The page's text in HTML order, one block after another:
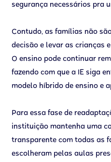
segurança necessários pra
Contudo, as famílias não
decisão e levar as crianças
O ensino pode continuar
fazendo com que a IE siga
modelo híbrido de ensino e
Para essa fase de
instituição mantenha uma
transparente com todas as
escolheram pelas aulas